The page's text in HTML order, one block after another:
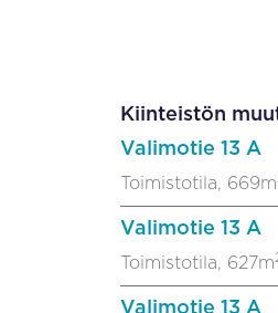
Kiinteistön
Valimotie 13 A
Toimistotila, 669m
Valimotie 13 A
Toimistotila, 627m
Valimotie 13 A